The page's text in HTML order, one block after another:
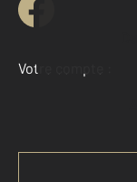
Votre compte :